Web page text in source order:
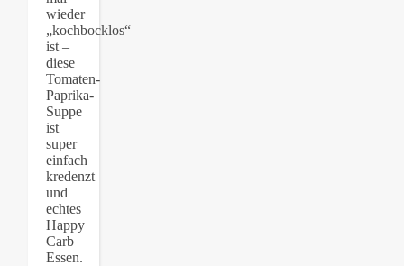
wieder
„kochbocklos“
ist –
diese
Tomaten-
Paprika-
Suppe
ist
super
einfach
kredenzt
und
echtes
Happy
Carb
Essen.